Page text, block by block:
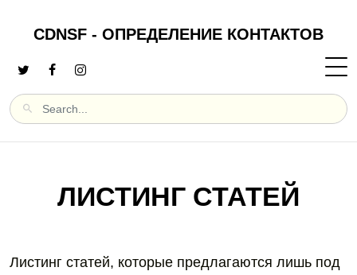
CDNSF - ОПРЕДЕЛЕНИЕ КОНТАКТОВ
ЛИСТИНГ СТАТЕЙ
Листинг статей, которые предлагаются лишь под